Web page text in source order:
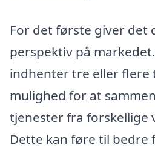
For det første giver det
perspektiv på
indhenter tre eller flere
mulighed for at
tjenester fra forskellige
Dette kan føre til bedre